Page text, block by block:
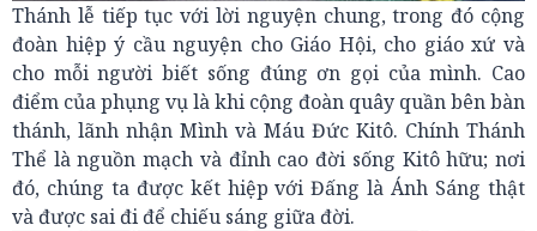
Thánh lễ tiếp tục với lời nguyện chung, trong đó cộng
đoàn hiệp ý cầu nguyện cho Giáo Hội, cho giáo xứ và
cho mỗi người biết sống đúng ơn gọi của mình. Cao
điểm của phụng vụ là khi cộng đoàn quây quần bên bàn
thánh, lãnh nhận Mình và Máu Đức Kitô. Chính Thánh
Thể là nguồn mạch và đỉnh cao đời sống Kitô hữu; nơi
đó, chúng ta được kết hiệp với Đấng là Ánh Sáng thật
và được sai đi để chiếu sáng giữa đời.